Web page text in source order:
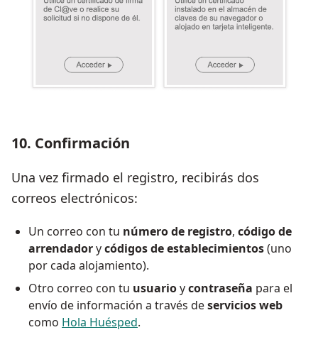
10. Confirmación
Una vez firmado el registro, recibirás dos
correos electrónicos:
Un correo con tu número de registro, código de
arrendadorycódigos de establecimientos(uno
por cada alojamiento).
Otro correo con tu usuarioycontraseña para el
envío de información a través deservicios web
como Hola Huésped.